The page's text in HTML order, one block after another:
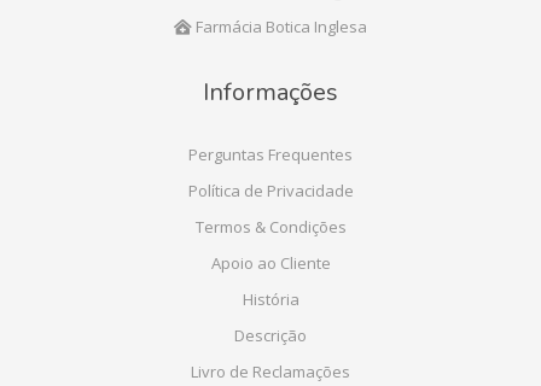
Farmácia Botica Inglesa
Informações
Perguntas Frequentes
Política de Privacidade
Termos & Condições
Apoio ao Cliente
História
Descrição
Livro de Reclamações